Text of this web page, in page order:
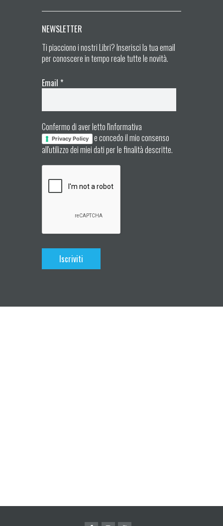
NEWSLETTER
Ti piacciono i nostri Libri? Inserisci la tua email
per conoscere in tempo reale tutte le novità.
Email *
Confermo di aver letto l'informativa
Privacy Policy
e concedo il mio consenso
all'utilizzo dei miei dati per le finalità descritte.